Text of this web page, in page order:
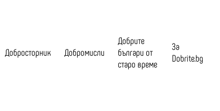
Добросторник Добромисли
Добрите
българи от
старо време
За
Dobrite.bg